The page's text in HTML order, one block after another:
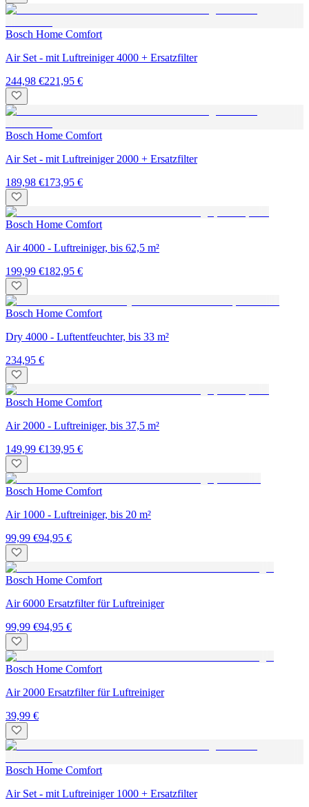
Bosch Home Comfort
Air Set - mit Luftreiniger 4000 + Ersatzfilter
244,98 €221,95 €
Bosch Home Comfort
Air Set - mit Luftreiniger 2000 + Ersatzfilter
189,98 €173,95 €
Bosch Home Comfort
Air 4000 - Luftreiniger, bis 62,5 m²
199,99 €182,95 €
Bosch Home Comfort
Dry 4000 - Luftentfeuchter, bis 33 m²
234,95 €
Bosch Home Comfort
Air 2000 - Luftreiniger, bis 37,5 m²
149,99 €139,95 €
Bosch Home Comfort
Air 1000 - Luftreiniger, bis 20 m²
99,99 €94,95 €
Bosch Home Comfort
Air 6000 Ersatzfilter für Luftreiniger
99,99 €94,95 €
Bosch Home Comfort
Air 2000 Ersatzfilter für Luftreiniger
39,99 €
Bosch Home Comfort
Air Set - mit Luftreiniger 1000 + Ersatzfilter